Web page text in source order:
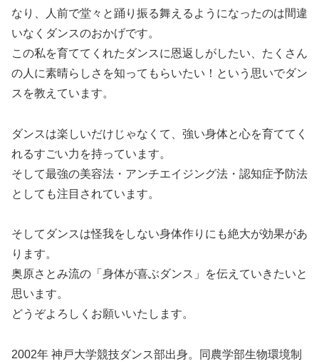
なり、人前で堂々と踊り振る舞えるようになったのは間違
いなくダンスのおかげです。
この私を育ててくれたダンスに恩返しがしたい、たくさん
の人に素晴らしさを知ってもらいたい！という思いでダン
スを教えています。
ダンスは楽しいだけじゃなくて、強い身体と心を育ててく
れるすごい力を持っています。
そして最強の美容法・アンチエイジング法・認知症予防法
としても注目されています。
そしてダンスは怪我をしない身体作りにも絶大が効果があ
ります。
奥原さとみ流の「身体が喜ぶダンス」を伝えていきたいと
思います。
どうぞよろしくお願いいたします。
2002年 神戸大学競技ダンス部出身。同農学部生物環境制